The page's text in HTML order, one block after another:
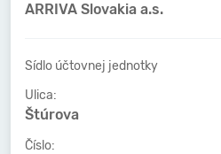
ARRIVA Slovakia a.s.
Sídlo účtovnej jednotky
Ulica:
Štúrova
Číslo: